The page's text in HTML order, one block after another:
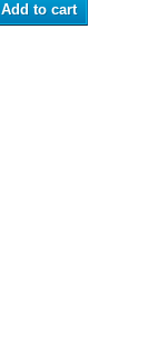
Add to cart